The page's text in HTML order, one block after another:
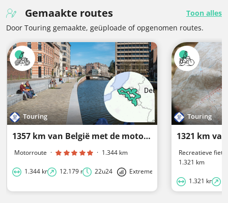
Gemaakte routes
Toon alles
Door Touring gemaakte, geüploade of opgenomen routes.
Touring
1357 km van België met de motor
Motorroute · · 1.344 km
1.344 km 12.179 m 22u24 Extreme
Touring
1321 km
Recreatieve
1.321 km
1.321 km